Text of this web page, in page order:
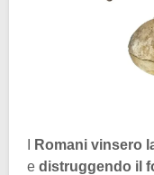
Romani vinsero
e distruggendo il